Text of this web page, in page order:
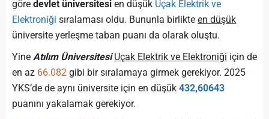
göre devlet üniversitesi en düşük Uçak Elektrik ve
Elektroniği sıralaması oldu. Bununla birlikte en düşük
üniversite yerleşme taban puanı da olarak oluştu.
Yine Atılım Üniversitesi Uçak Elektrik ve Elektroniği için de
en az 66.082 gibi bir sıralamaya girmek gerekiyor. 2025
YKS’de de aynı üniversite için en düşük 432,60643
puanını yakalamak gerekiyor.